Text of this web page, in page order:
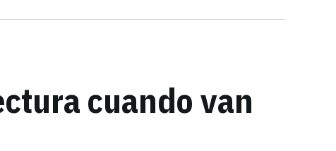
cuando van